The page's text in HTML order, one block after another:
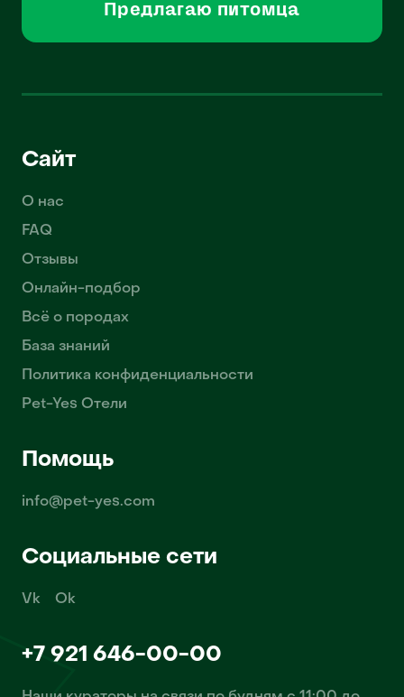
Предлагаю питомца
Сайт
О нас
FAQ
Отзывы
Онлайн-подбор
Всё о породах
База знаний
Политика конфиденциальности
Pet-Yes Отели
Помощь
info@pet-yes.com
Социальные сети
Vk Ok
+7 921 646-00-00